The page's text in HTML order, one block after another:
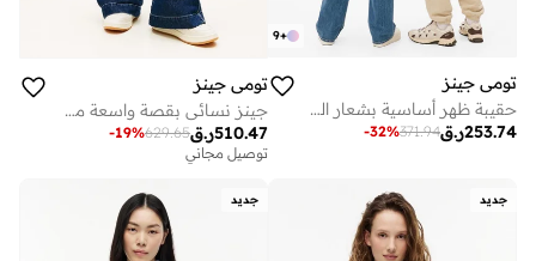
+
9
تومي جينز
حقيبة ظهر أساسية بشعار القبة
ر.ق253.74
371.94
-32%
تومي جينز
جينز نسائي بقصة واسعة من الأسفل سيلور
ر.ق510.47
629.65
-19%
توصيل مجاني
جديد جديد